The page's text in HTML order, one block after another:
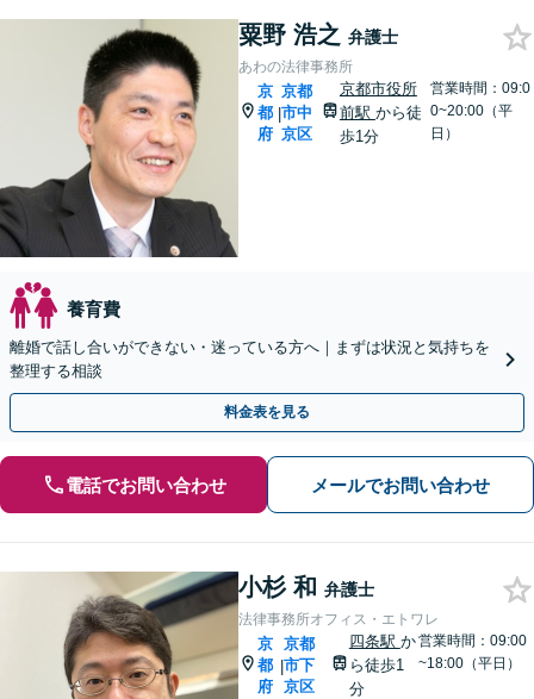
粟野 浩之 弁護士
あわの法律事務所
京
都
府
|
京都
市中
京区
京都市役所
前駅 から徒
歩1分
営業時間：09:0
0~20:00（平
日）
養育費
離婚で話し合いができない・迷っている方へ｜まずは状況と気持ちを
整理する相談
料金表を見る
電話でお問い合わせ メールでお問い合わせ
小杉 和 弁護士
法律事務所オフィス・エトワレ
京
都
府
|
京都
市下
京区
四条駅 か
ら徒歩1
分
営業時間：09:00
~18:00（平日）